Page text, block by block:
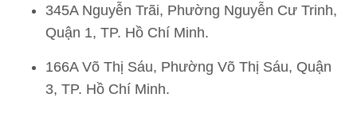
345A Nguyễn Trãi, Phường Nguyễn Cư Trinh,
Quận 1, TP. Hồ Chí Minh.
166A Võ Thị Sáu, Phường Võ Thị Sáu, Quận
3, TP. Hồ Chí Minh.